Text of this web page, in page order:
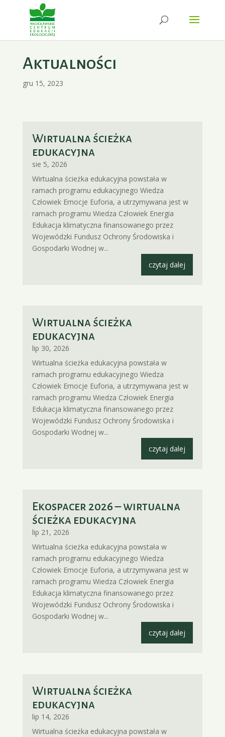
Aktualności
gru 15, 2023
Wirtualna ścieżka
edukacyjna
sie 5, 2026
Wirtualna ścieżka edukacyjna powstała w
ramach programu edukacyjnego Wiedza
Człowiek Emocje Euforia, a utrzymywana jest w
ramach programu Wiedza Człowiek Energia
Edukacja klimatyczna finansowanego przez
Wojewódzki Fundusz Ochrony Środowiska i
Gospodarki Wodnej w...
czytaj dalej
Wirtualna ścieżka
edukacyjna
lip 30, 2026
Wirtualna ścieżka edukacyjna powstała w
ramach programu edukacyjnego Wiedza
Człowiek Emocje Euforia, a utrzymywana jest w
ramach programu Wiedza Człowiek Energia
Edukacja klimatyczna finansowanego przez
Wojewódzki Fundusz Ochrony Środowiska i
Gospodarki Wodnej w...
czytaj dalej
Ekospacer 2026 – wirtualna
ścieżka edukacyjna
lip 21, 2026
Wirtualna ścieżka edukacyjna powstała w
ramach programu edukacyjnego Wiedza
Człowiek Emocje Euforia, a utrzymywana jest w
ramach programu Wiedza Człowiek Energia
Edukacja klimatyczna finansowanego przez
Wojewódzki Fundusz Ochrony Środowiska i
Gospodarki Wodnej w...
czytaj dalej
Wirtualna ścieżka
edukacyjna
lip 14, 2026
Wirtualna ścieżka edukacyjna powstała w